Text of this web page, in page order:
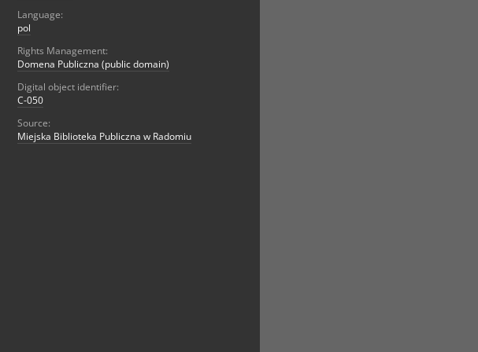
Language:
pol
Rights Management:
Domena Publiczna (public domain)
Digital object identifier:
C-050
Source:
Miejska Biblioteka Publiczna w Radomiu